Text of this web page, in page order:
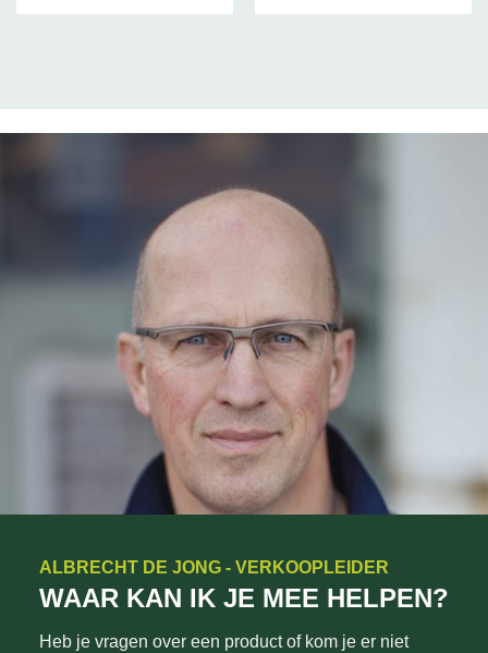
ALBRECHT DE JONG - VERKOOPLEIDER
WAAR KAN IK JE MEE HELPEN?
Heb je vragen over een product of kom je er niet